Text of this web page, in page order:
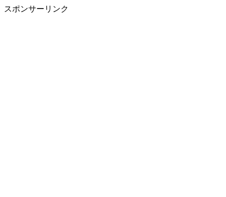
スポンサーリンク